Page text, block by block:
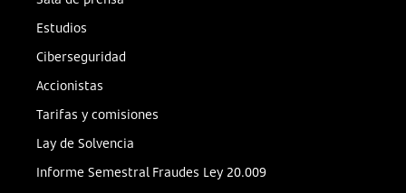
Estudios
Ciberseguridad
Accionistas
Tarifas y comisiones
Lay de Solvencia
Informe Semestral Fraudes Ley 20.009